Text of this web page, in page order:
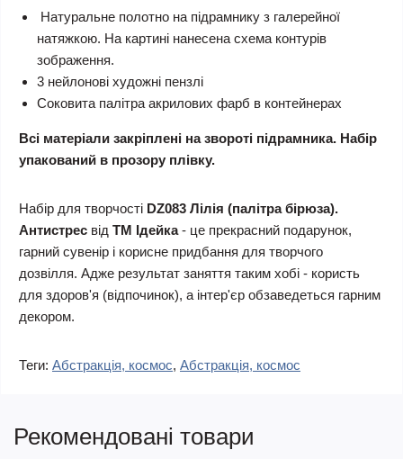
Натуральне полотно на підрамнику з галерейної
натяжкою. На картині нанесена схема контурів
зображення.
3 нейлонові художні пензлі
Соковита палітра акрилових фарб в контейнерах
Всі матеріали закріплені на звороті підрамника. Набір
упакований в прозору плівку.
Набір для творчості DZ083 Лілія (палітра бірюза).
Антистрес від ТМ Ідейка- це прекрасний подарунок,
гарний сувенір і корисне придбання для творчого
дозвілля. Адже результат заняття таким хобі - користь
для здоров'я (відпочинок), а інтер'єр обзаведеться гарним
декором.
Теги: Абстракція, космос, Абстракція, космос
Рекомендовані товари